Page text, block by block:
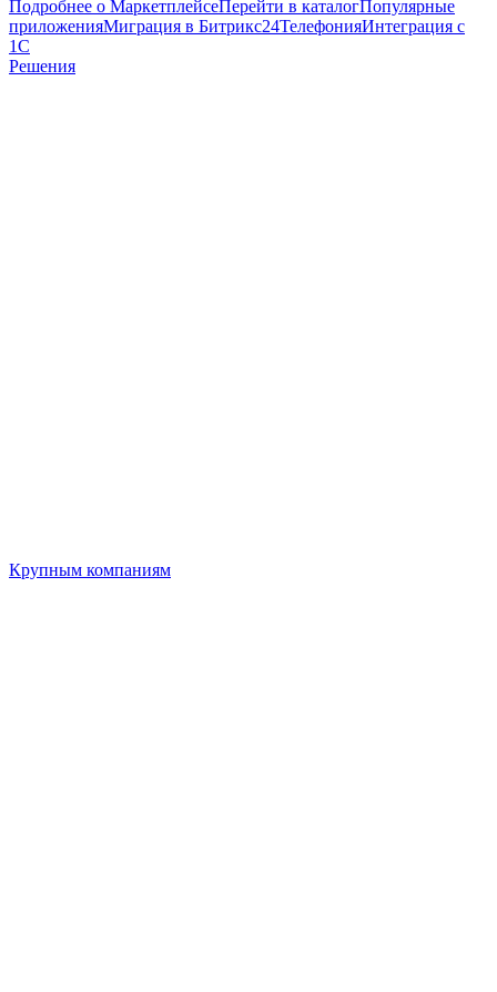
Подробнее о МаркетплейсеПерейти в каталогПопулярные
приложенияМиграция в Битрикс24ТелефонияИнтеграция с
1С
Решения
Крупным компаниям